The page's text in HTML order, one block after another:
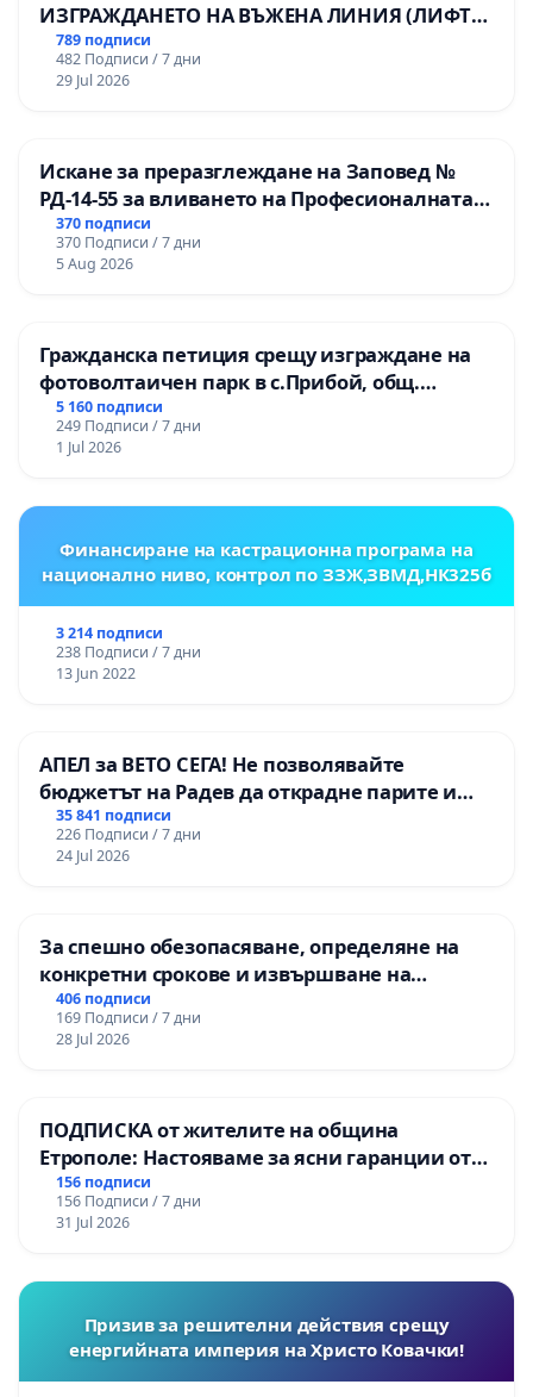
ИЗГРАЖДАНЕТО НА ВЪЖЕНА ЛИНИЯ (ЛИФТ)
НА ТЕРИТОРИЯТА НА ПРИРОДНА
ЗАБЕЛЕЖИТЕЛНОСТ „ХЪЛМ НА
ОСВОБОДИТЕЛИТЕ“ (БУНАРДЖИК)
789 подписи
482 Подписи / 7 дни
29 Jul 2026
Искане за преразглеждане на Заповед №
РД-14-55 за вливането на Професионалната
гимназия по промишлени технологии в
Професионалната гимназия по икономика и
мениджмънт – гр. Пазарджик
370 подписи
370 Подписи / 7 дни
5 Aug 2026
Гражданска петиция срещу изграждане на
фотоволтаичен парк в с.Прибой, общ.
Радомир
5 160 подписи
249 Подписи / 7 дни
1 Jul 2026
Финансиране на кастрационна програма на
национално ниво, контрол по ЗЗЖ,ЗВМД,НК325б
3 214 подписи
238 Подписи / 7 дни
13 Jun 2022
АПЕЛ за ВЕТО СЕГА! Не позволявайте
бюджетът на Радев да открадне парите и
правата ни в тъмното
35 841 подписи
226 Подписи / 7 дни
24 Jul 2026
За спешно обезопасяване, определяне на
конкретни срокове и извършване на
цялостна рехабилитация на
републиканския път между пътен възел АМ
„Тракия“ - гр. Ихтиман - с. Мирово - к.к.
406 подписи
169 Подписи / 7 дни
28 Jul 2026
ПОДПИСКА от жителите на община
Етрополе: Настояваме за ясни гаранции от
“Елаците-МЕД” АД и от държавата, че ще се
изпълнят всички екологични норми!
156 подписи
156 Подписи / 7 дни
31 Jul 2026
Призив за решителни действия срещу
енергийната империя на Христо Ковачки!